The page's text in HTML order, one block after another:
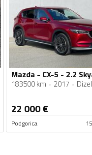
183500 km 2017 Dizel
22 000€
Podgorica